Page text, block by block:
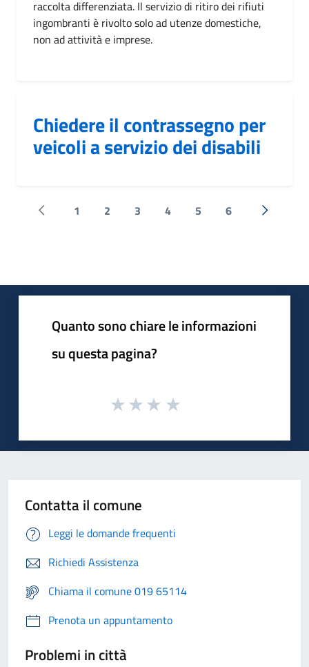
raccolta differenziata. Il servizio di ritiro dei rifiuti
ingombranti è rivolto solo ad utenze domestiche,
non ad attività e imprese.
Chiedere il contrassegno per
veicoli a servizio dei disabili
Pagina precedente
1 2 3 4 5 6
Quanto sono chiare le informazioni
su questa pagina?
Contatta il comune
Leggi le domande frequenti
Richiedi Assistenza
Chiama il comune 019 65114
Prenota un appuntamento
Problemi in città